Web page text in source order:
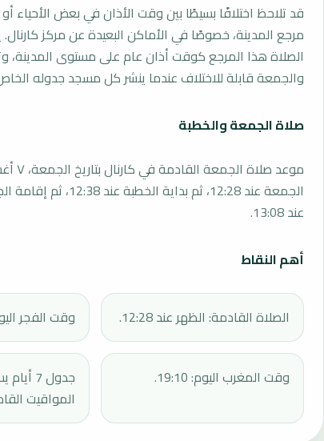
قد تلاحظ اختلافًا بسيطًا بين وقت الأذان في بعض الأحياء أو
مرجع المدينة، خصوصًا في الأماكن البعيدة عن مركز
الصلاة هذا المرجع كوقت أذان عام على مستوى المدينة،
والجمعة قابلة للاختلاف عندما ينشر كل مسجد جدوله
صلاة الجمعة والخطبة
الجمعة عند 12:28، ثم بداية
عند 13:08.
أهم النقاط
الصلاة القادمة: الظهر عند 12:28. وقت الفجر اليوم:
وقت المغرب اليوم: 19:10.
جدول 7
المواقيت